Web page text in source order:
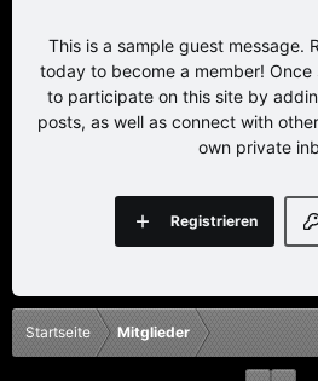
This is a sample guest message.
today to become a member!
to participate on this site by
posts, as well as connect with
own private
Registrieren
Startseite Mitglieder